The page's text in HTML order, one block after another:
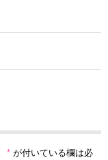
* が付いている欄は必